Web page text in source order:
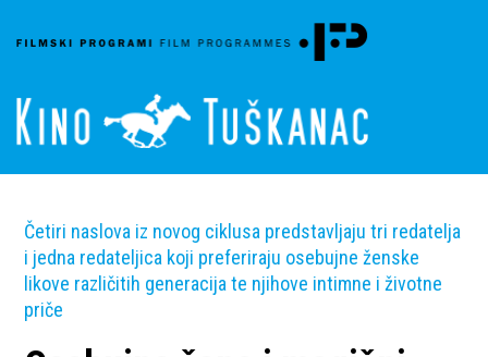
Četiri naslova iz novog ciklusa predstavljaju tri redatelja
i jedna redateljica koji preferiraju osebujne ženske
likove različitih generacija te njihove intimne i životne
priče